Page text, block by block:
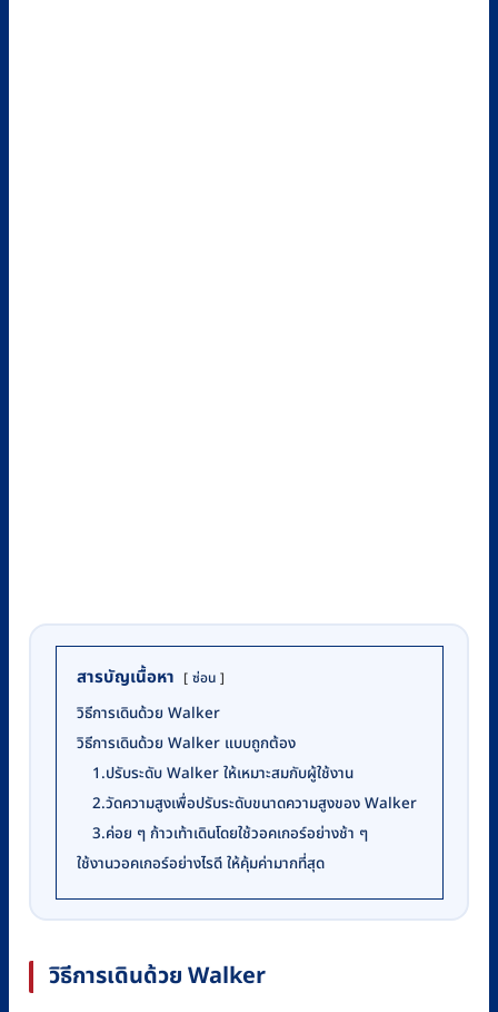
สารบัญเนื้อหา ซ่อน
วิธีการเดินด้วย Walker
วิธีการเดินด้วย Walker แบบถูกต้อง
1.ปรับระดับ Walker ให้เหมาะสมกับผู้ใช้งาน
2.วัดความสูงเพื่อปรับระดับขนาดความสูงของ Walker
3.ค่อย ๆ ก้าวเท้าเดินโดยใช้วอคเกอร์อย่างช้า ๆ
ใช้งานวอคเกอร์อย่างไรดี ให้คุ้มค่ามากที่สุด
วิธีการเดินด้วย Walker